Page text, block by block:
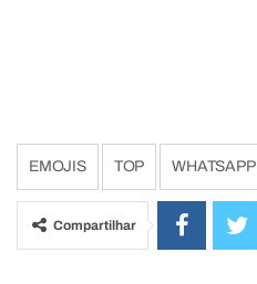
EMOJIS TOP WHATSAPP
Compartilhar